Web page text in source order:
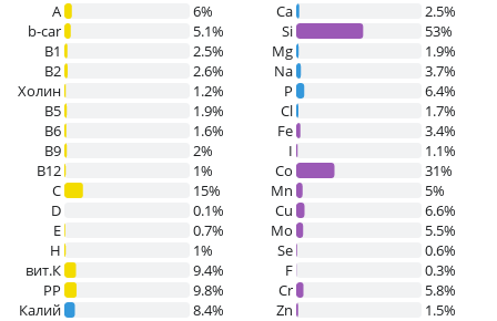
A
6%
b-car
5.1%
В1
2.5%
B2
2.6%
Холин
1.2%
B5
1.9%
B6
1.6%
B9
2%
B12
1%
C
15%
D
0.1%
E
0.7%
H
1%
вит.К
9.4%
PP
9.8%
Калий
8.4%
Ca
2.5%
Si
53%
Mg
1.9%
Na
3.7%
P
6.4%
Cl
1.7%
Fe
3.4%
I
1.1%
Co
31%
Mn
5%
Cu
6.6%
Mo
5.5%
Se
0.6%
F
0.3%
Cr
5.8%
Zn
1.5%